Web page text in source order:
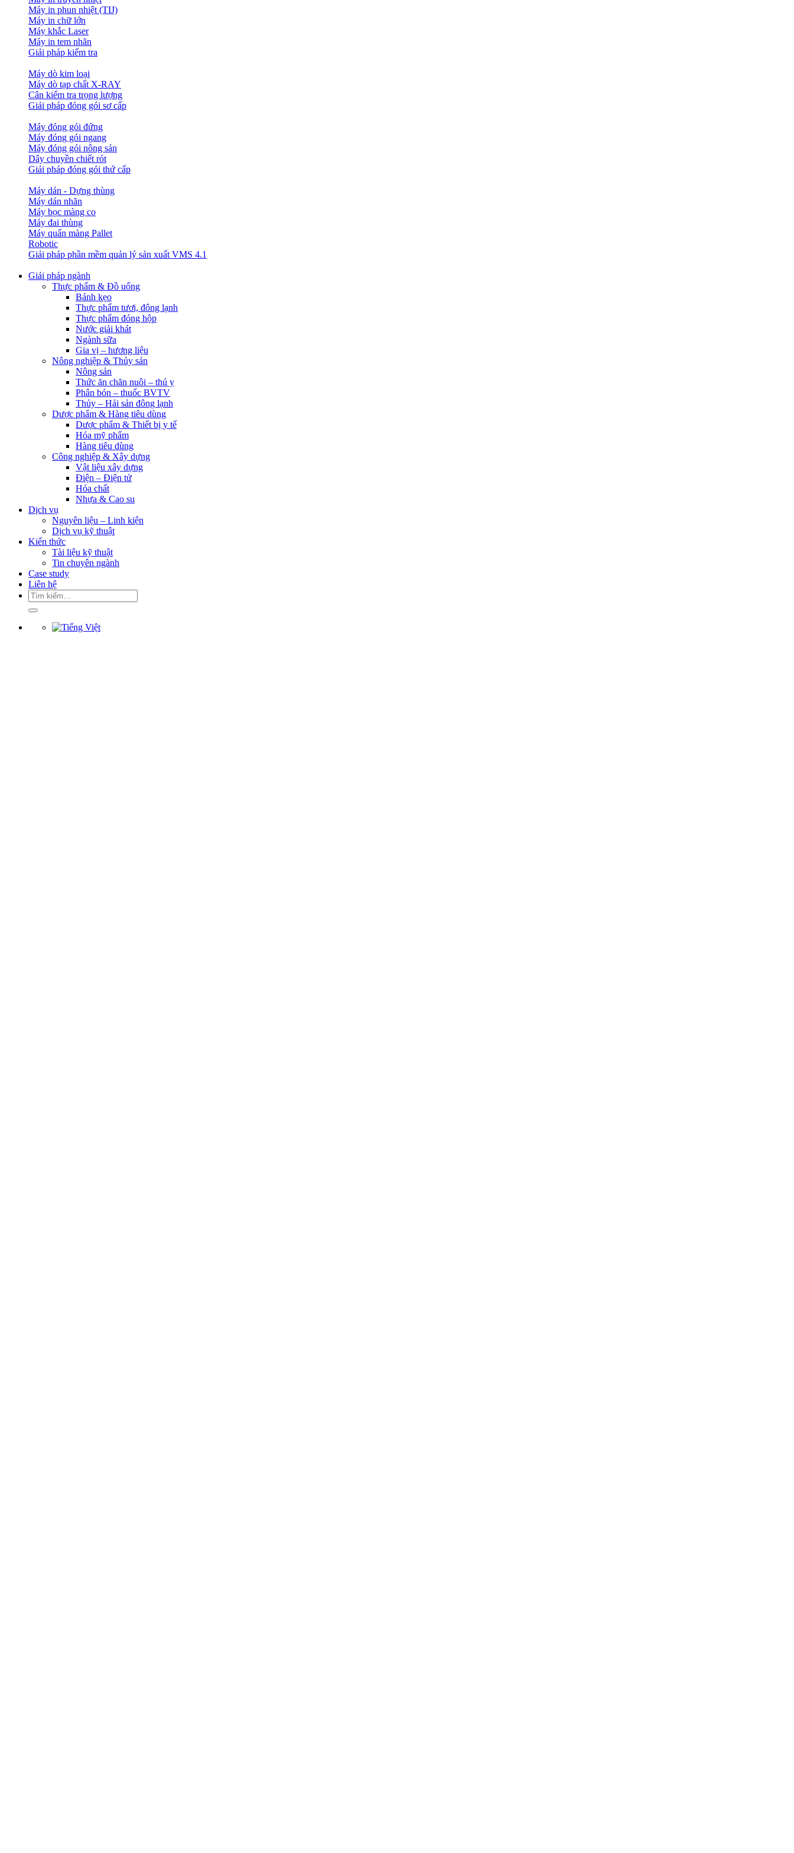
Máy in phun nhiệt (TIJ)
Máy in chữ lớn
Máy khắc Laser
Máy in tem nhãn
Giải pháp kiểm tra
Máy dò kim loại
Máy dò tạp chất X-RAY
Cân kiểm tra trọng lượng
Giải pháp đóng gói sơ cấp
Máy đóng gói đứng
Máy đóng gói ngang
Máy đóng gói nông sản
Dây chuyền chiết rót
Giải pháp đóng gói thứ cấp
Máy dán - Dựng thùng
Máy dán nhãn
Máy bọc màng co
Máy đai thùng
Máy quấn màng Pallet
Robotic
Giải pháp phần mềm quản lý sản xuất VMS 4.1
Giải pháp ngành
Thực phẩm & Đồ uống
Bánh kẹo
Thực phẩm tươi, đông lạnh
Thực phẩm đóng hộp
Nước giải khát
Ngành sữa
Gia vị – hương liệu
Nông nghiệp & Thủy sản
Nông sản
Thức ăn chăn nuôi – thú y
Phân bón – thuốc BVTV
Thủy – Hải sản đông lạnh
Dược phẩm & Hàng tiêu dùng
Dược phẩm & Thiết bị y tế
Hóa mỹ phẩm
Hàng tiêu dùng
Công nghiệp & Xây dựng
Vật liệu xây dựng
Điện – Điện tử
Hóa chất
Nhựa & Cao su
Dịch vụ
Nguyên liệu – Linh kiện
Dịch vụ kỹ thuật
Kiến thức
Tài liệu kỹ thuật
Tin chuyên ngành
Case study
Liên hệ
Tìm
kiếm: